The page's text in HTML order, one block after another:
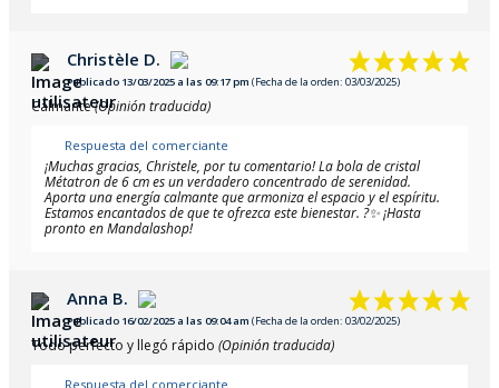
Christèle D.
Publicado 13/03/2025 a las 09:17 pm (Fecha de la orden: 03/03/2025)
Calmante(Opinión traducida)
Respuesta del comerciante
¡Muchas gracias, Christele, por tu comentario! La bola de cristal
Métatron de 6 cm es un verdadero concentrado de serenidad.
Aporta una energía calmante que armoniza el espacio y el espíritu.
Estamos encantados de que te ofrezca este bienestar. ?✨ ¡Hasta
pronto en Mandalashop!
Anna B.
Publicado 16/02/2025 a las 09:04 am (Fecha de la orden: 03/02/2025)
Todo perfecto y llegó rápido (Opinión traducida)
Respuesta del comerciante